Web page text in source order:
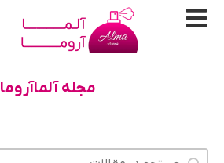
مجله آلماآروما
جستجو در محتوا